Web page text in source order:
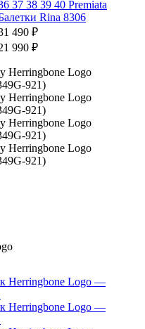
37 38 39 40 Premiata
Rina 8306
490 ₽
990 ₽